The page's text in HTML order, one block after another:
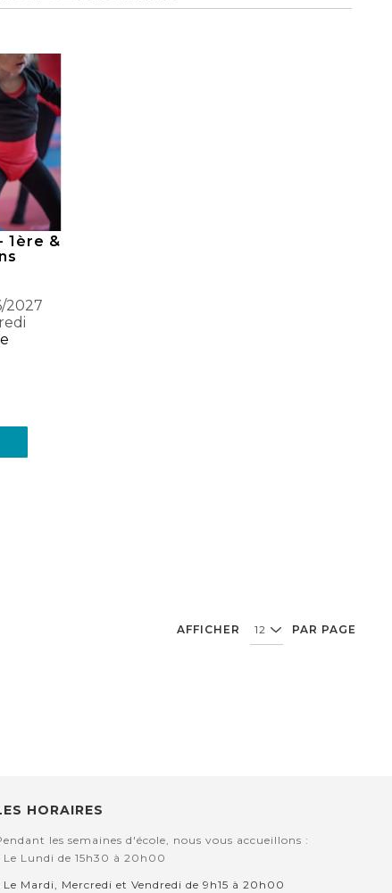
1ère &
2027
AFFICHER PAR PAGE
HORAIRES
les semaines d'école, nous vous accueillons :
Le Lundi de 15h30 à 20h00
Le Mardi, Mercredi et Vendredi de 9h15 à 20h00